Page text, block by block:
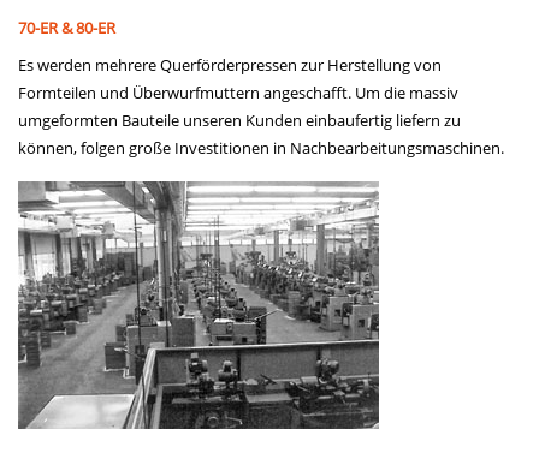
70-ER & 80-ER
Es werden mehrere Querförderpressen zur Herstellung von
Formteilen und Überwurfmuttern angeschafft. Um die massiv
umgeformten Bauteile unseren Kunden einbaufertig liefern zu
können, folgen große Investitionen in Nachbearbeitungsmaschinen.